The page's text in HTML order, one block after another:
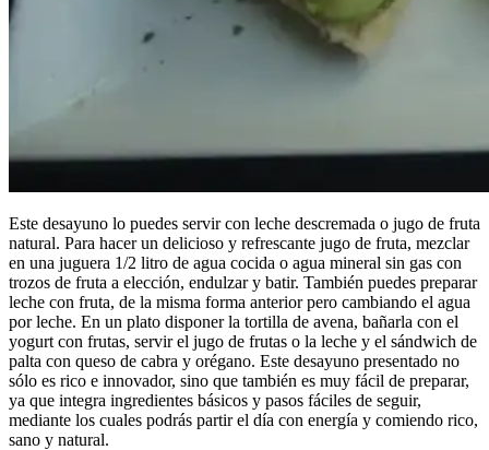
Este desayuno lo puedes servir con leche descremada o jugo de fruta
natural. Para hacer un delicioso y refrescante jugo de fruta, mezclar
en una juguera 1/2 litro de agua cocida o agua mineral sin gas con
trozos de fruta a elección, endulzar y batir. También puedes preparar
leche con fruta, de la misma forma anterior pero cambiando el agua
por leche. En un plato disponer la tortilla de avena, bañarla con el
yogurt con frutas, servir el jugo de frutas o la leche y el sándwich de
palta con queso de cabra y orégano. Este desayuno presentado no
sólo es rico e innovador, sino que también es muy fácil de preparar,
ya que integra ingredientes básicos y pasos fáciles de seguir,
mediante los cuales podrás partir el día con energía y comiendo rico,
sano y natural.